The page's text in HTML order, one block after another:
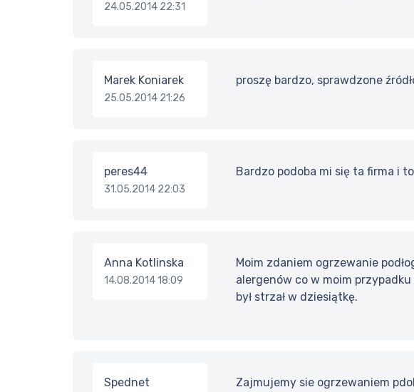
24.05.2014 22:31
Marek Koniarek
25.05.2014 21:26
proszę bardzo, sprawdzone
peres44
31.05.2014 22:03
Bardzo podoba mi się ta firma i
Anna Kotlinska
14.08.2014 18:09
Moim zdaniem ogrzewanie
alergenów co w moim
był strzał w dziesiątkę.
Spednet
Zajmujemy sie ogrzewaniem